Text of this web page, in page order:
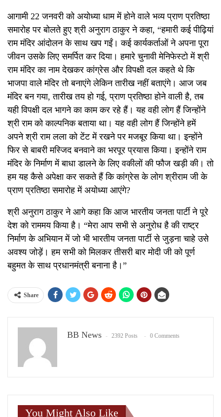
आगामी 22 जनवरी को अयोध्या धाम में होने वाले भव्य प्राण प्रतिष्ठा
समारोह पर बोलते हुए श्री अनुराग ठाकुर ने कहा, “हमारी कई पीढ़ियां
राम मंदिर आंदोलन के साथ खप गईं। कई कार्यकर्ताओं ने अपना पूरा
जीवन उसके लिए समर्पित कर दिया। हमारे चुनावी मेनिफेस्टो में श्री
राम मंदिर का नाम देखकर कांग्रेस और विपक्षी दल कहते थे कि
भाजपा वाले मंदिर तो बनाएंगे लेकिन तारीख नहीं बताएंगे। आज जब
मंदिर बन गया, तारीख तय हो गई, प्राण प्रतिष्ठा होने वाली है, तब
यही विपक्षी दल भागने का काम कर रहे हैं। यह वही लोग हैं जिन्होंने
श्री राम को काल्पनिक बताया था। यह वही लोग हैं जिन्होंने हमें
अपने श्री राम लला को टेंट में रखने पर मजबूर किया था। इन्होंने
फिर से बाबरी मस्जिद बनवाने का भरपूर प्रयास किया। इन्होंने राम
मंदिर के निर्माण में बाधा डालने के लिए वकीलों की फौज खड़ी की। तो
हम यह कैसे अपेक्षा कर सकते हैं कि कांग्रेस के लोग श्रीराम जी के
प्राण प्रतिष्ठा समारोह में अयोध्या आएंगे?
श्री अनुराग ठाकुर ने आगे कहा कि आज भारतीय जनता पार्टी ने पूरे
देश को राममय किया है। “मेरा आप सभी से अनुरोध है की राष्ट्र
निर्माण के अभियान में जो भी भारतीय जनता पार्टी से जुड़ना चाहे उसे
अवश्य जोड़ें। हम सभी को मिलकर तीसरी बार मोदी जी को पूर्ण
बहुमत के साथ प्रधानमंत्री बनाना है।”
Share
BB News 2392 Posts 0 Comments
You Might Also Like